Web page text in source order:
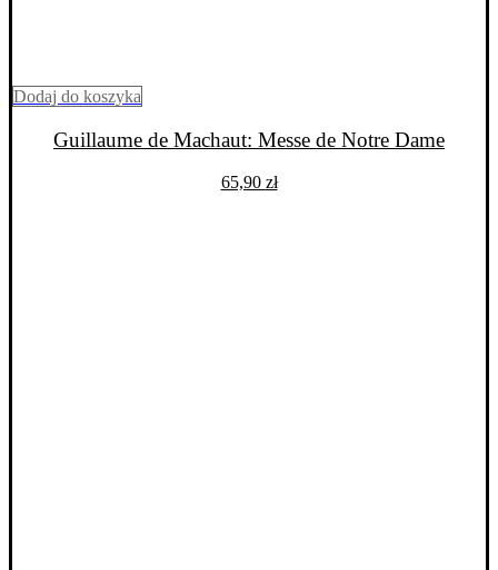
Dodaj do koszyka
Guillaume de Machaut: Messe de Notre Dame
65,90 zł